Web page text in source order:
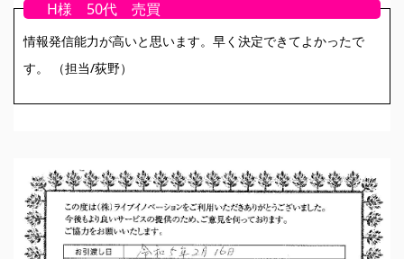
H様 50代 売買
情報発信能力が高いと思います。早く決定できてよかったで
す。 （担当/荻野）